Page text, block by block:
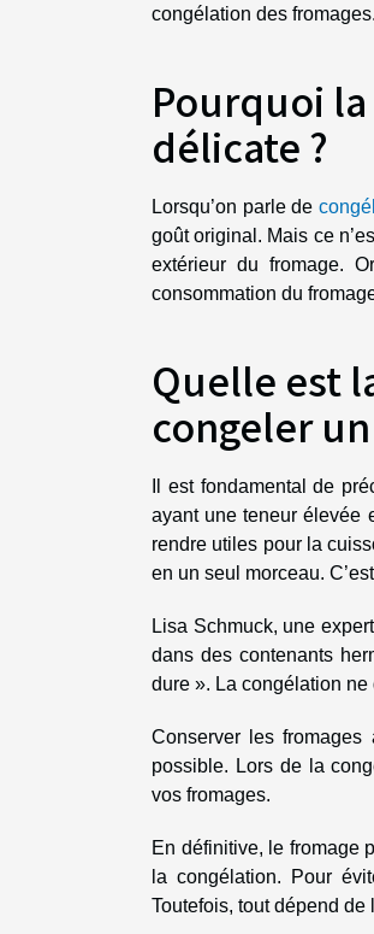
congélation des
Pourquoi
délicate ?
Lorsqu’on parle de
goût original. Mais ce
extérieur du fromage.
consommation du
Quelle est
congeler
Il est fondamental de
ayant une teneur élevée
rendre utiles pour la
en un seul morceau.
Lisa Schmuck, une
dans des contenants
dure ». La congélation ne
Conserver les
possible. Lors de la
vos fromages.
En définitive, le fromage
la congélation. Pour
Toutefois, tout dépend